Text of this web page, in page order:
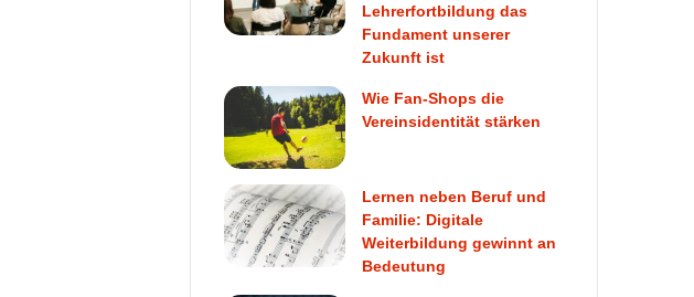
Lehrerfortbildung das
Fundament unserer
Zukunft ist
Wie Fan-Shops die
Vereinsidentität stärken
Lernen neben Beruf und
Familie: Digitale
Weiterbildung gewinnt an
Bedeutung